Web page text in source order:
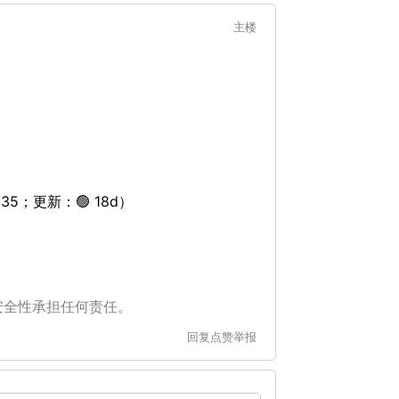
主楼
；更新：🟢 18d）
性承担任何责任。
回复 点赞举报